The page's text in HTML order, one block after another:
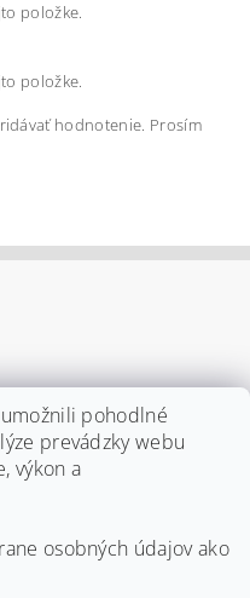
položke.
položke.
hodnotenie. Prosím
ochranu osobných údajov |
Daj vedieť
platbu
pohodlné
prevádzky webu
výkon a
osobných údajov ako